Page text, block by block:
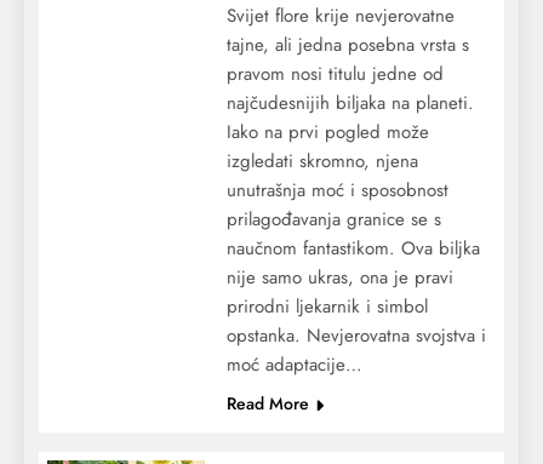
Svijet flore krije nevjerovatne
tajne, ali jedna posebna vrsta s
pravom nosi titulu jedne od
najčudesnijih biljaka na planeti.
Iako na prvi pogled može
izgledati skromno, njena
unutrašnja moć i sposobnost
prilagođavanja granice se s
naučnom fantastikom. Ova biljka
nije samo ukras, ona je pravi
prirodni ljekarnik i simbol
opstanka. Nevjerovatna svojstva i
moć adaptacije…
Read More